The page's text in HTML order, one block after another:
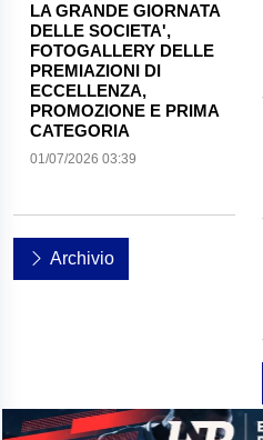
LA GRANDE GIORNATA
DELLE SOCIETA',
FOTOGALLERY DELLE
PREMIAZIONI DI
ECCELLENZA,
PROMOZIONE E PRIMA
CATEGORIA
01/07/2026 03:39
Archivio